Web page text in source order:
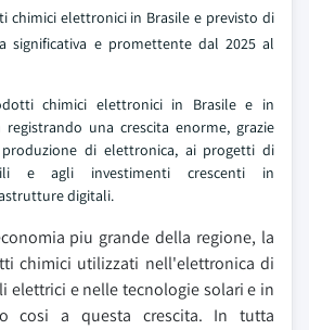
chimici elettronici in Brasile e previsto di
significativa e promettente dal 2025 al
chimici elettronici in Brasile e in
registrando una crescita enorme, grazie
di elettronica, ai progetti di
e agli investimenti crescenti in
digitali.
piu grande della regione, la
chimici utilizzati nell'elettronica di
elettrici e nelle tecnologie solari e in
cosi a questa crescita. In tutta